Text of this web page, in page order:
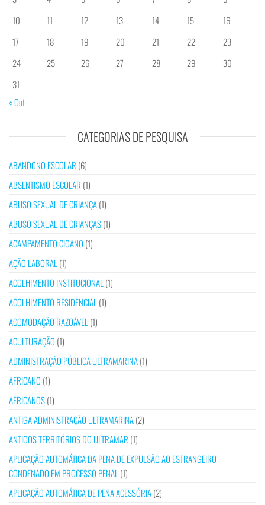
10
11 12 13 14 15
16
17
18 19 20 21 22
23
24
25 26 27 28 29
30
31
« Out
CATEGORIAS DE PESQUISA
ABANDONO ESCOLAR (6)
ABSENTISMO ESCOLAR (1)
ABUSO SEXUAL DE CRIANÇA(1)
ABUSO SEXUAL DE CRIANÇAS(1)
ACAMPAMENTO CIGANO (1)
AÇÃO LABORAL (1)
ACOLHIMENTO INSTITUCIONAL (1)
ACOLHIMENTO RESIDENCIAL (1)
ACOMODAÇÃO RAZOÁVEL (1)
ACULTURAÇÃO (1)
ADMINISTRAÇÃO PÚBLICA ULTRAMARINA(1)
AFRICANO (1)
AFRICANOS(1)
ANTIGA ADMINISTRAÇÃO ULTRAMARINA(2)
ANTIGOS TERRITÓRIOS DO ULTRAMAR (1)
APLICAÇÃO AUTOMÁTICA DA PENA DE EXPULSÃO AO ESTRANGEIRO
CONDENADO EM PROCESSO PENAL (1)
APLICAÇÃO AUTOMÁTICA DE PENA ACESSÓRIA(2)